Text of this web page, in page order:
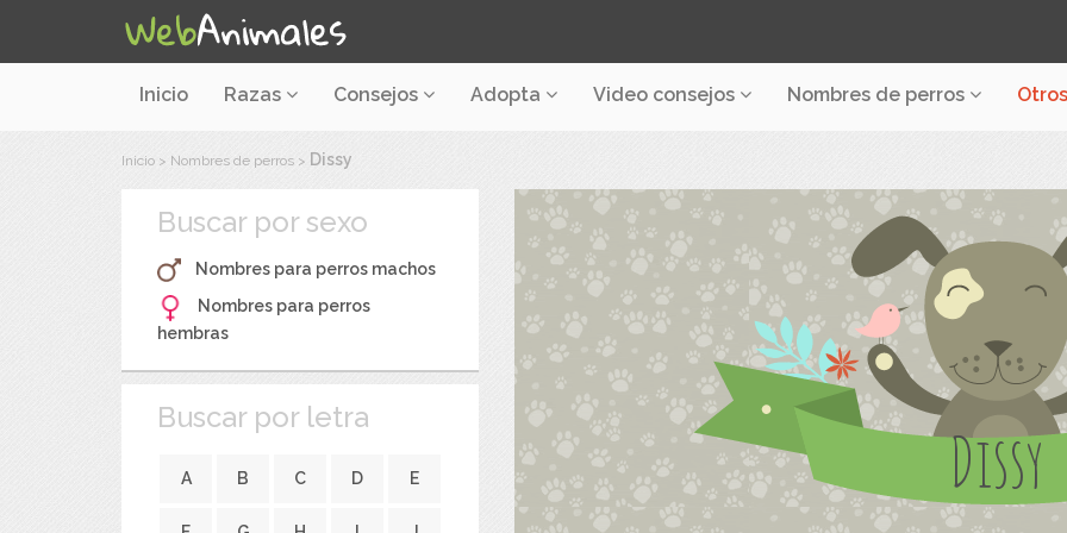
Inicio Razas Consejos Adopta Video consejos Nombres de perros
Inicio > Nombres de perros > Dissy
Buscar por sexo
Nombres para perros machos
Nombres para perros
hembras
Buscar por letra
A B C D E Dissy